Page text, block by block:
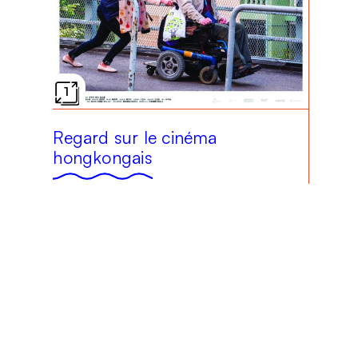
1
Regard sur le cinéma
hongkongais